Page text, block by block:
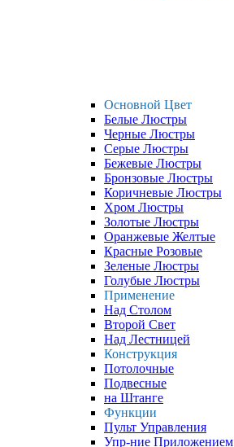
Основной Цвет
Белые Люстры
Черные Люстры
Серые Люстры
Бежевые Люстры
Бронзовые Люстры
Коричневые Люстры
Хром Люстры
Золотые Люстры
Оранжевые Желтые
Красные Розовые
Зеленые Люстры
Голубые Люстры
Применение
Над Столом
Второй Свет
Над Лестницей
Конструкция
Потолочные
Подвесные
на Штанге
Функции
Пульт Управления
Упр-ние Приложением